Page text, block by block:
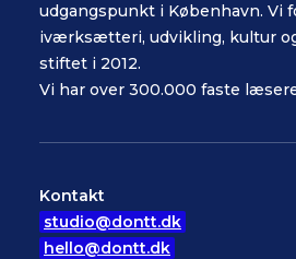
udgangspunkt i København. Vi
iværksætteri, udvikling, kultur
stiftet i 2012.
Vi har over 300.000 faste
Kontakt
studio@dontt.dk
hello@dontt.dk